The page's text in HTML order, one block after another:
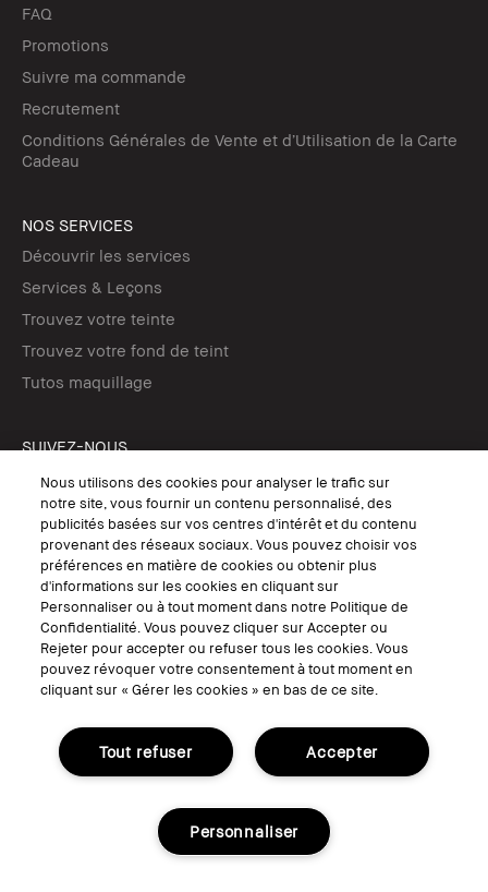
FAQ
Promotions
Suivre ma commande
Recrutement
Conditions Générales de Vente et d’Utilisation de la Carte
Cadeau
NOS SERVICES
Découvrir les services
Services & Leçons
Trouvez votre teinte
Trouvez votre fond de teint
Tutos maquillage
SUIVEZ-NOUS
© Bobbi Brown Professional Cosmetics, Inc. Tous droits mondiaux
réservés.
Conditions Générales de Vente
Conditions Générales d'Utilisation
Politique de Confidentialité
Accessibilité ou Distribution
Consignes de tri
Gérer les Cookies
Nous utilisons des cookies pour analyser le trafic sur
notre site, vous fournir un contenu personnalisé, des
publicités basées sur vos centres d'intérêt et du contenu
provenant des réseaux sociaux. Vous pouvez choisir vos
préférences en matière de cookies ou obtenir plus
d'informations sur les cookies en cliquant sur
Personnaliser ou à tout moment dans notre Politique de
Confidentialité. Vous pouvez cliquer sur Accepter ou
Rejeter pour accepter ou refuser tous les cookies. Vous
pouvez révoquer votre consentement à tout moment en
cliquant sur « Gérer les cookies » en bas de ce site.
Accepter
Tout refuser
Personnaliser